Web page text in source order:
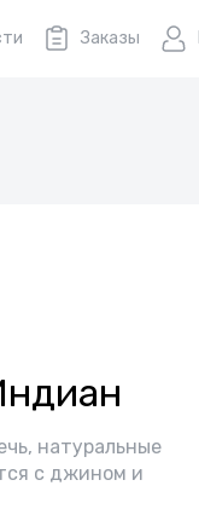
Заказы
натуральные
с джином и